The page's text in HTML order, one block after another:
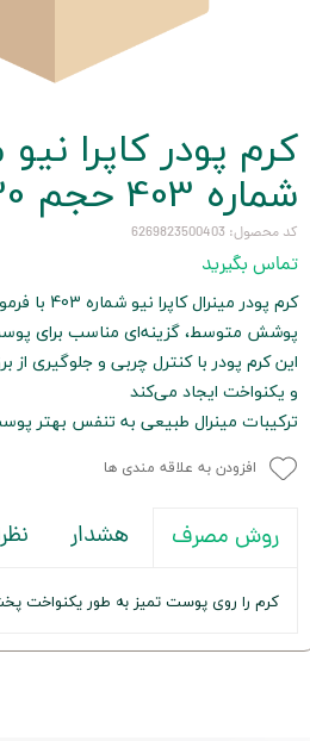
کرم پودر کاپرا
شماره 403 حجم 30 میل
کد محصول: 6269823500403
تماس بگیرید
کرم پودر
پوشش متوسط، گزینه‌ای مناسب برای
این کرم پودر با کنترل چربی و جلوگیری
و یکنواخت ایجاد می‌کند
ترکیبات مینرال طبیعی به تنفس بهتر
افزودن به علاقه مندی ها
روش مصرف هشدار
کرم را روی پوست تمیز به طور یکنواخت